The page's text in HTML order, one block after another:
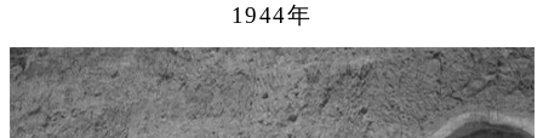
1944年